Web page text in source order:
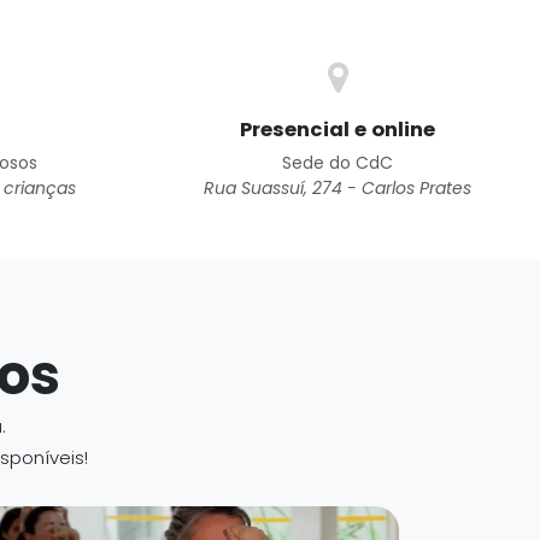
crianças
Presencial e online
Sede do CdC
Rua Suassuí, 274 - Carlos Prates